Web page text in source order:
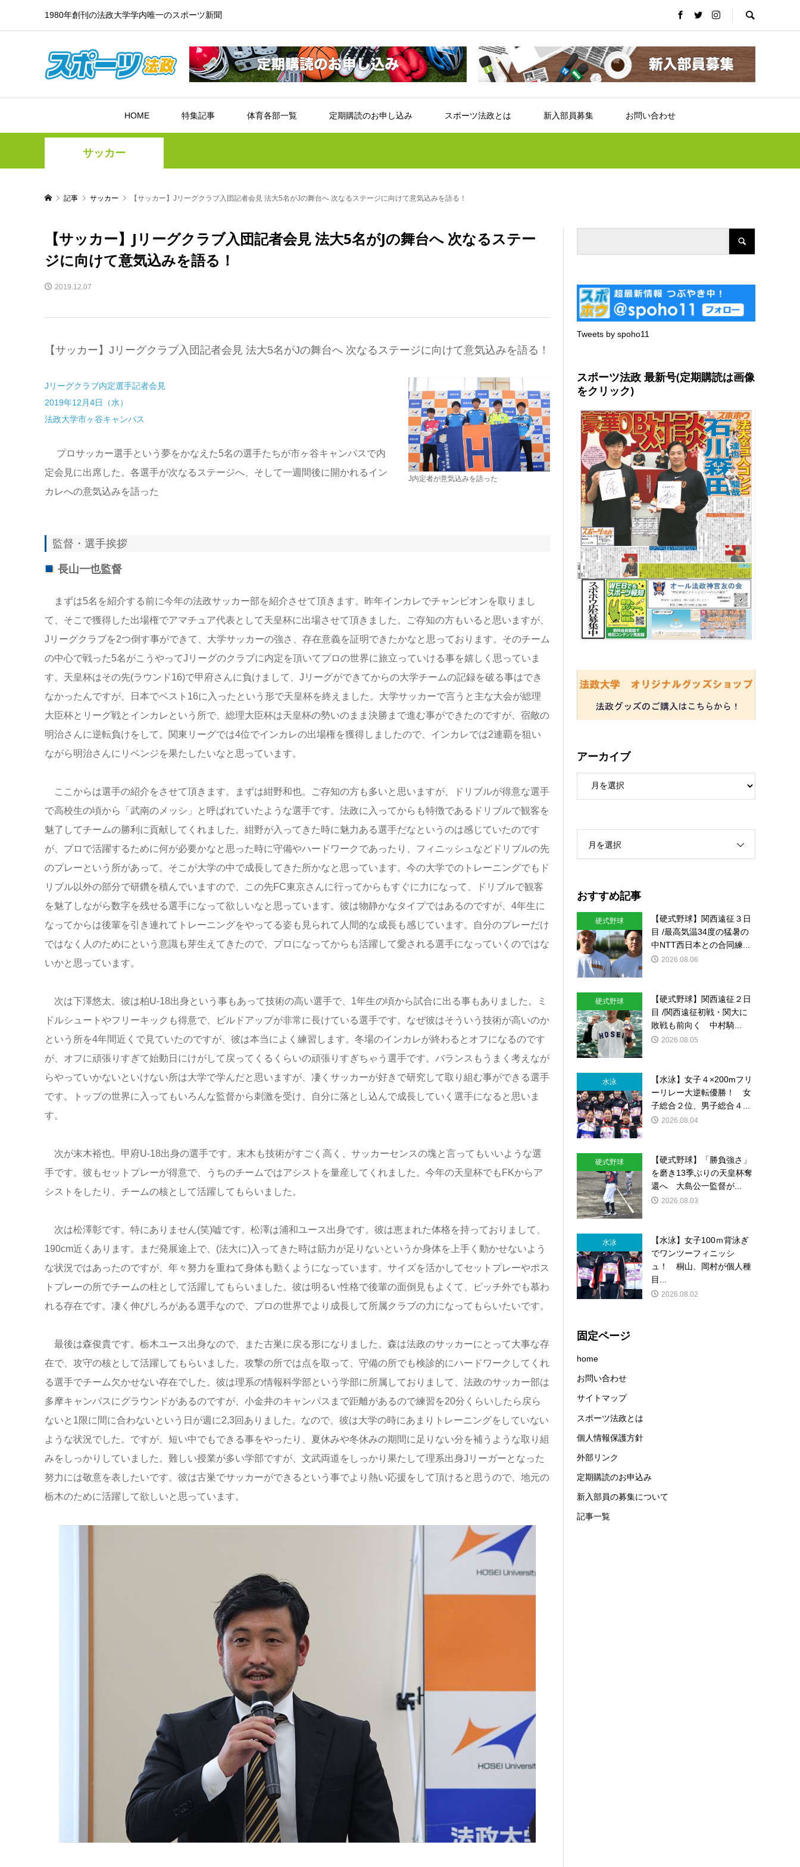
1980年創刊の法政大学学内唯一のスポーツ新聞
HOME 特集記事 体育各部一覧 定期購読のお申し込み スポーツ法政とは 新入部員募集 お問い合わせ
サッカー
記事 サッカー 【サッカー】Jリーグクラブ入団記者会見 法大5名がJの舞台へ 次なるステージに向けて意気込みを語る！
【サッカー】Jリーグクラブ入団記者会見 法大5名がJの舞台へ 次なるステー
ジに向けて意気込みを語る！
2019.12.07
【サッカー】Jリーグクラブ入団記者会見 法大5名がJの舞台へ 次なるステージに向けて意気込みを語る！
Jリーグクラブ内定選手記者会見
2019年12月4日（水）
法政大学市ヶ谷キャンパス
プロサッカー選手という夢をかなえた5名の選手たちが市ヶ谷キャンパスで内
定会見に出席した。各選手が次なるステージへ、そして一週間後に開かれるイン
カレへの意気込みを語った
J内定者が意気込みを語った
監督・選手挨拶
長山一也監督
まずは5名を紹介する前に今年の法政サッカー部を紹介させて頂きます。昨年インカレでチャンピオンを取りまし
て、そこで獲得した出場権でアマチュア代表として天皇杯に出場させて頂きました。ご存知の方もいると思いますが、
Jリーグクラブを2つ倒す事ができて、大学サッカーの強さ、存在意義を証明できたかなと思っております。そのチーム
の中心で戦った5名がこうやってJリーグのクラブに内定を頂いてプロの世界に旅立っていける事を嬉しく思っていま
す。天皇杯はその先(ラウンド16)で甲府さんに負けまして、Jリーグができてからの大学チームの記録を破る事はでき
なかったんですが、日本でベスト16に入ったという形で天皇杯を終えました。大学サッカーで言うと主な大会が総理
大臣杯とリーグ戦とインカレという所で、総理大臣杯は天皇杯の勢いのまま決勝まで進む事ができたのですが、宿敵の
明治さんに逆転負けをして。関東リーグでは4位でインカレの出場権を獲得しましたので、インカレでは2連覇を狙い
ながら明治さんにリベンジを果たしたいなと思っています。
ここからは選手の紹介をさせて頂きます。まずは紺野和也。ご存知の方も多いと思いますが、ドリブルが得意な選手
で高校生の頃から「武南のメッシ」と呼ばれていたような選手です。法政に入ってからも特徴であるドリブルで観客を
魅了してチームの勝利に貢献してくれました。紺野が入ってきた時に魅力ある選手だなというのは感じていたのです
が、プロで活躍するために何が必要かなと思った時に守備やハードワークであったり、フィニッシュなどドリブルの先
のプレーという所があって。そこが大学の中で成長してきた所かなと思っています。今の大学でのトレーニングでもド
リブル以外の部分で研鑽を積んでいますので、この先FC東京さんに行ってからもすぐに力になって、ドリブルで観客
を魅了しながら数字を残せる選手になって欲しいなと思っています。彼は物静かなタイプではあるのですが、4年生に
なってからは後輩を引き連れてトレーニングをやってる姿も見られて人間的な成長も感じています。自分のプレーだけ
ではなく人のためにという意識も芽生えてきたので、プロになってからも活躍して愛される選手になっていくのではな
いかと思っています。
次は下澤悠太。彼は柏U-18出身という事もあって技術の高い選手で、1年生の頃から試合に出る事もありました。ミ
ドルシュートやフリーキックも得意で、ビルドアップが非常に長けている選手です。なぜ彼はそういう技術が高いのか
という所を4年間近くで見ていたのですが、彼は本当によく練習します。冬場のインカレが終わるとオフになるのです
が、オフに頑張りすぎて始動日にけがして戻ってくるくらいの頑張りすぎちゃう選手です。バランスもうまく考えなが
らやっていかないといけない所は大学で学んだと思いますが、凄くサッカーが好きで研究して取り組む事ができる選手
です。トップの世界に入ってもいろんな監督から刺激を受け、自分に落とし込んで成長していく選手になると思いま
す。
次が末木裕也。甲府U-18出身の選手です。末木も技術がすごく高く、サッカーセンスの塊と言ってもいいような選
手です。彼もセットプレーが得意で、うちのチームではアシストを量産してくれました。今年の天皇杯でもFKからア
シストをしたり、チームの核として活躍してもらいました。
次は松澤彰です。特にありません(笑)嘘です。松澤は浦和ユース出身です。彼は恵まれた体格を持っておりまして、
190cm近くあります。まだ発展途上で、(法大に)入ってきた時は筋力が足りないというか身体を上手く動かせないよう
な状況ではあったのですが、年々努力を重ねて身体も動くようになっています。サイズを活かしてセットプレーやポス
トプレーの所でチームの柱として活躍してもらいました。彼は明るい性格で後輩の面倒見もよくて、ピッチ外でも慕わ
れる存在です。凄く伸びしろがある選手なので、プロの世界でより成長して所属クラブの力になってもらいたいです。
最後は森俊貴です。栃木ユース出身なので、また古巣に戻る形になりました。森は法政のサッカーにとって大事な存
在で、攻守の核として活躍してもらいました。攻撃の所では点を取って、守備の所でも検診的にハードワークしてくれ
る選手でチーム欠かせない存在でした。彼は理系の情報科学部という学部に所属しておりまして、法政のサッカー部は
多摩キャンパスにグラウンドがあるのですが、小金井のキャンパスまで距離があるので練習を20分くらいしたら戻ら
ないと1限に間に合わないという日が週に2,3回ありました。なので、彼は大学の時にあまりトレーニングをしていない
ような状況でした。ですが、短い中でもできる事をやったり、夏休みや冬休みの期間に足りない分を補うような取り組
みをしっかりしていました。難しい授業が多い学部ですが、文武両道をしっかり果たして理系出身Jリーガーとなった
努力には敬意を表したいです。彼は古巣でサッカーができるという事でより熱い応援をして頂けると思うので、地元の
栃木のために活躍して欲しいと思っています。
Tweets by spoho11
スポーツ法政 最新号(定期購読は画像
をクリック)
アーカイブ
月を選択
おすすめ記事
硬式野球
【硬式野球】関西遠征３日
目 /最高気温34度の猛暑の
中NTT西日本との合同練...
2026.08.06
硬式野球
【硬式野球】関西遠征２日
目 /関西遠征初戦・関大に
敗戦も前向く 中村騎...
2026.08.05
水泳
【水泳】女子４×200mフリ
ーリレー大逆転優勝！ 女
子総合２位、男子総合４...
2026.08.04
硬式野球
【硬式野球】「勝負強さ」
を磨き13季ぶりの天皇杯奪
還へ 大島公一監督が...
2026.08.03
水泳
【水泳】女子100ｍ背泳ぎ
でワンツーフィニッシ
ュ！ 桐山、岡村が個人種
目...
2026.08.02
固定ページ
home
お問い合わせ
サイトマップ
スポーツ法政とは
個人情報保護方針
外部リンク
定期購読のお申込み
新入部員の募集について
記事一覧